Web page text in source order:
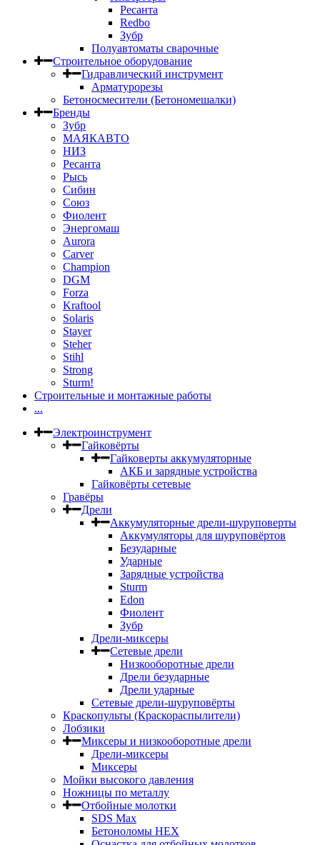
Ресанта
Redbo
Зубр
Полуавтоматы сварочные
Строительное оборудование
Гидравлический инструмент
Арматурорезы
Бетоносмесители (Бетономешалки)
Бренды
Зубр
МАЯКАВТО
НИЗ
Ресанта
Рысь
Сибин
Союз
Фиолент
Энергомаш
Aurora
Carver
Champion
DGM
Forza
Kraftool
Solaris
Stayer
Steher
Stihl
Strong
Sturm!
Строительные и монтажные работы
...
Электроинструмент
Гайковёрты
Гайковерты аккумуляторные
АКБ и зарядные устройства
Гайковёрты сетевые
Гравёры
Дрели
Аккумуляторные дрели-шуруповерты
Аккумуляторы для шуруповёртов
Безударные
Ударные
Зарядные устройства
Sturm
Edon
Фиолент
Зубр
Дрели-миксеры
Сетевые дрели
Низкооборотные дрели
Дрели безударные
Дрели ударные
Сетевые дрели-шуруповёрты
Краскопульты (Краскораспылители)
Лобзики
Миксеры и низкооборотные дрели
Дрели-миксеры
Миксеры
Мойки высокого давления
Ножницы по металлу
Отбойные молотки
SDS Max
Бетоноломы HEX